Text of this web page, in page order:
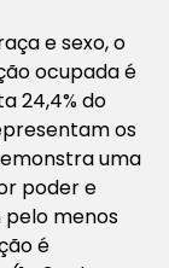
e sexo, o
ocupada é
24,4% do
os
uma
poder e
menos
é